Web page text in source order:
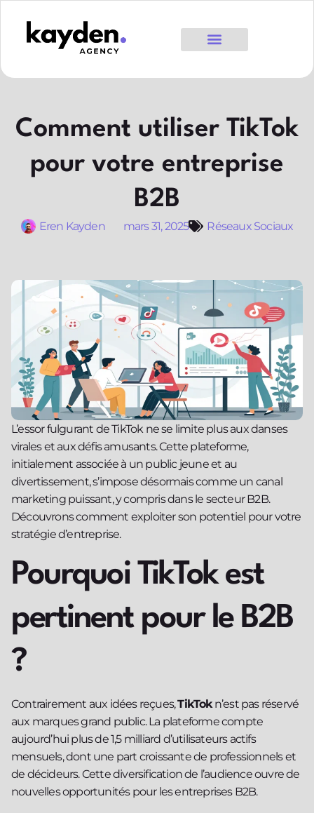
Comment utiliser TikTok
pour votre entreprise
B2B
Eren Kayden mars 31, 2025 Réseaux Sociaux
L’essor fulgurant de TikTok ne se limite plus aux danses
virales et aux défis amusants. Cette plateforme,
initialement associée à un public jeune et au
divertissement, s’impose désormais comme un canal
marketing puissant, y compris dans le secteur B2B.
Découvrons comment exploiter son potentiel pour votre
stratégie d’entreprise.
Pourquoi TikTok est
pertinent pour le B2B
?
Contrairement aux idées reçues,TikTokn’est pas réservé
aux marques grand public. La plateforme compte
aujourd’hui plus de 1,5 milliard d’utilisateurs actifs
mensuels, dont une part croissante de professionnels et
de décideurs. Cette diversification de l’audience ouvre de
nouvelles opportunités pour les entreprises B2B.